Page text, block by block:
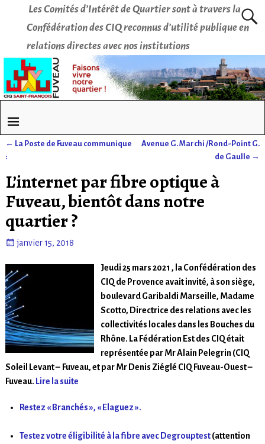
Les Comités d’Intérêt de Quartier sont à travers la
Confédération des CIQ reconnus d’utilité publique en
relations directes avec nos institutions
Navigation des articles
← La Poste de Fuveau communique
:
Avenue G. Marchi /Rond-Point G.
de Gaulle →
L’internet par fibre optique à
Fuveau, bientôt dans notre
quartier ?
janvier 15, 2018
Jeudi 25 mars 2021 , la Confédération des
CIQ de Provence avait invité, à son siège,
boulevard Garibaldi Marseille, Madame
Scotto, Directrice des relations avec les
collectivités locales dans les Bouches du
Rhône. La Fédération Est des CIQ était
représentée par Mr Alain Pelegrin (CIQ
Soleil Levant – Fuveau, et par Mr Denis Ziéglé CIQ Fuveau-Ouest –
Fuveau. Lire la suite
Restez « Branchés », « Elaguez ».
Testez votre éligibilité à la fibre avec Degrouptest(attention